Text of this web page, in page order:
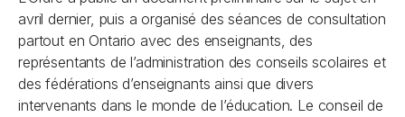
avril dernier, puis a organisé des séances de consultation
partout en Ontario avec des enseignants, des
représentants de l’administration des conseils scolaires et
des fédérations d’enseignants ainsi que divers
intervenants dans le monde de l’éducation. Le conseil de